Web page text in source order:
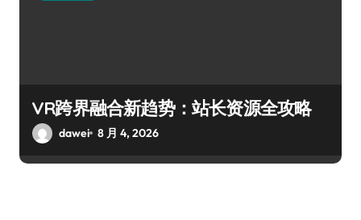
VR跨界融合新趋势：站长资源全攻略
dawei 8 月 4, 2026